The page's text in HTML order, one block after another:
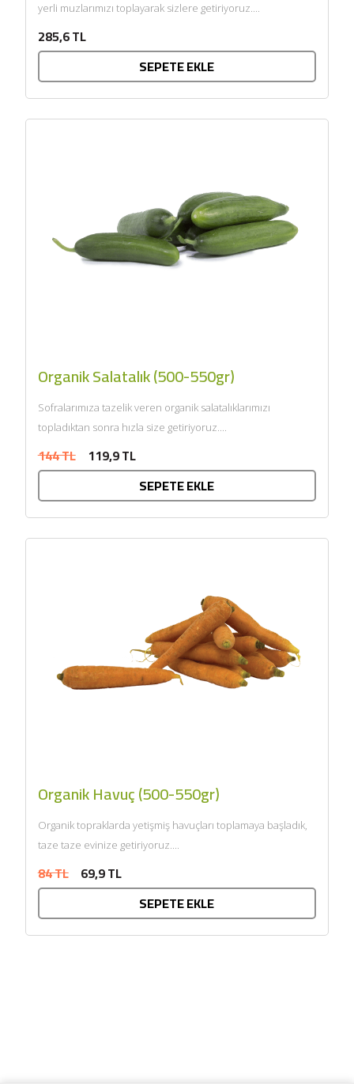
yerli muzlarımızı toplayarak sizlere getiriyoruz....
285,6 TL
SEPETE EKLE
Organik Salatalık (500-550gr)
Sofralarımıza tazelik veren organik salatalıklarımızı
topladıktan sonra hızla size getiriyoruz....
144 TL 119,9 TL
SEPETE EKLE
Organik Havuç (500-550gr)
Organik topraklarda yetişmiş havuçları toplamaya başladık,
taze taze evinize getiriyoruz....
84 TL 69,9 TL
SEPETE EKLE